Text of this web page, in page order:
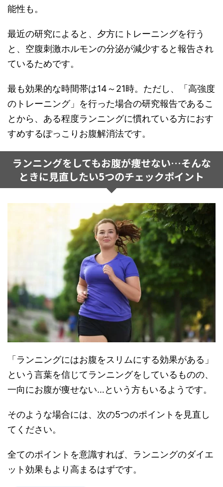
能性も。
最近の研究によると、夕方にトレーニングを行う
と、空腹刺激ホルモンの分泌が減少すると報告され
ているためです。
最も効果的な時間帯は14～21時。ただし、「高強度
のトレーニング」を行った場合の研究報告であるこ
とから、ある程度ランニングに慣れている方におす
すめするぽっこりお腹解消法です。
ランニングをしてもお腹が痩せない…そんな
ときに見直したい5つのチェックポイント
「ランニングにはお腹をスリムにする効果がある」
という言葉を信じてランニングをしているものの、
一向にお腹が痩せない…という方もいるようです。
そのような場合には、次の5つのポイントを見直し
てください。
全てのポイントを意識すれば、ランニングのダイエ
ット効果もより高まるはずです。